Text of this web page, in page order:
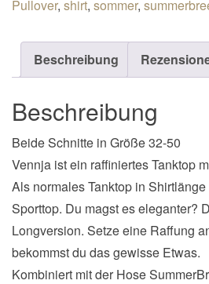
Pullover, shirt, sommer,
Beschreibung
Beschreibung
Beide Schnitte in Größe 32-50
Vennja ist ein raffiniertes Tanktop
Als normales Tanktop in
Sporttop. Du magst es eleganter?
Longversion. Setze eine Raffung
bekommst du das gewisse Etwas.
Kombiniert mit der Hose